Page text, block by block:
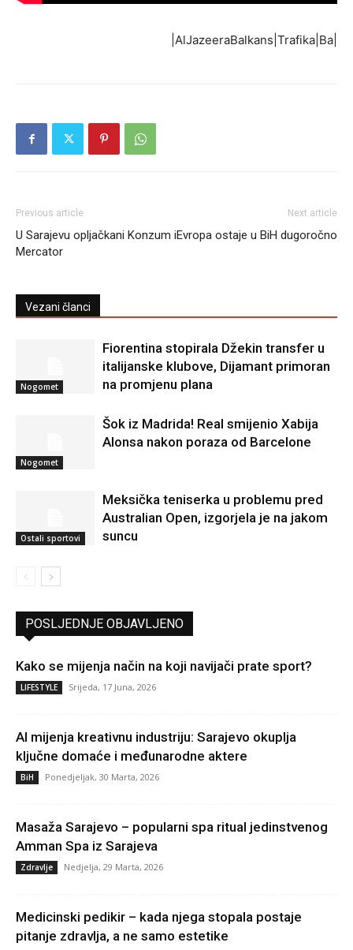
|AlJazeeraBalkans|Trafika|Ba|
Previous article
U Sarajevu opljačkani Konzum i
Mercator
Next article
Evropa ostaje u BiH dugoročno
Vezani članci
Nogomet
Fiorentina stopirala Džekin transfer u
italijanske klubove, Dijamant primoran
na promjenu plana
Nogomet
Šok iz Madrida! Real smijenio Xabija
Alonsa nakon poraza od Barcelone
Ostali sportovi
Meksička teniserka u problemu pred
Australian Open, izgorjela je na jakom
suncu
POSLJEDNJE OBJAVLJENO
Kako se mijenja način na koji navijači prate sport?
LIFESTYLE Srijeda, 17 Juna, 2026
AI mijenja kreativnu industriju: Sarajevo okuplja
ključne domaće i međunarodne aktere
BiH Ponedjeljak, 30 Marta, 2026
Masaža Sarajevo – popularni spa ritual jedinstvenog
Amman Spa iz Sarajeva
Zdravlje Nedjelja, 29 Marta, 2026
Medicinski pedikir – kada njega stopala postaje
pitanje zdravlja, a ne samo estetike